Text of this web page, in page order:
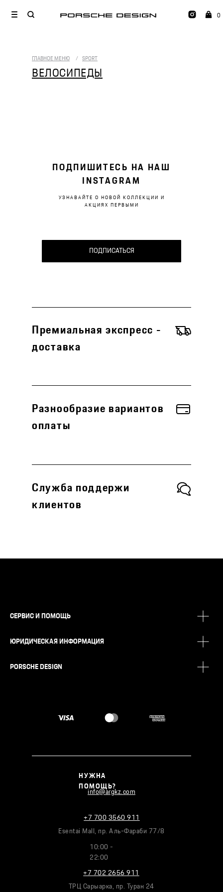
0
ГЛАВНОЕ МЕНЮ SPORT
ВЕЛОСИПЕДЫ
/
ПОДПИШИТЕСЬ НА НАШ
INSTAGRAM
УЗНАВАЙТЕ О НОВОЙ КОЛЛЕКЦИИ И
АКЦИЯХ ПЕРВЫМИ
ПОДПИСАТЬСЯ
Премиальная экспресс -
доставка
Разнообразие вариантов
оплаты
Служба поддержи
клиентов
СЕРВИС И ПОМОЩЬ
ЮРИДИЧЕСКАЯ ИНФОРМАЦИЯ
PORSCHE DESIGN
НУЖНА
ПОМОЩЬ?
info@argkz.com
+7 700 3560 911
Esentai Mall, пр. Аль-Фараби 77/8
10:00 -
22:00
ТРЦ Сарыарка, пр. Туран 24
+7 702 2656 911